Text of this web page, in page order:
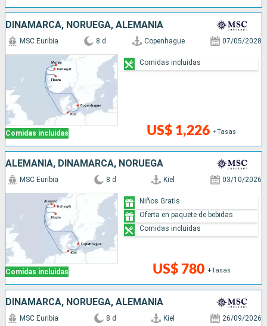
DINAMARCA, NORUEGA, ALEMANIA
Comidas incluidas
MSC Euribia 8 d Copenhague 07/05/2028
US$ 1,226 +Tasas
Comidas incluidas
ALEMANIA, DINAMARCA, NORUEGA
Comidas incluidas
MSC Euribia 8 d Kiel 03/10/2026
US$ 780 +Tasas
Niños Gratis
Oferta en paquete de bebidas
Comidas incluidas
DINAMARCA, NORUEGA, ALEMANIA
MSC Euribia 8 d Kiel 26/09/2026